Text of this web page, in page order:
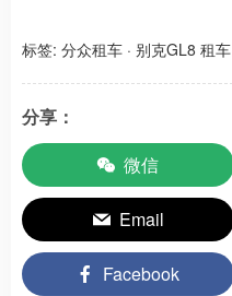
标签: 分众租车 · 别克GL8 租车
分享：
微信
Email
Facebook